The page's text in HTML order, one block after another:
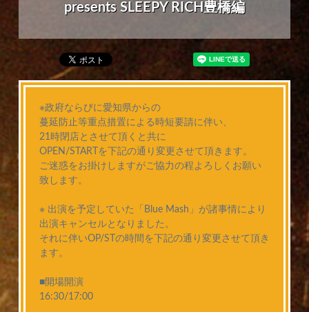
presents SLEEPY RICH豊橋編
※政府ならびに愛知県からの
蔓延防止等重点措置による時短要請に伴い、
21時閉店とさせて頂くと共に
OPEN/STARTを下記の通り変更させて頂きます。
ご迷惑をお掛けしますがご協力の程よろしくお願い
致します。
※ 出演を予定していた「Blue Mash」が諸事情により
出演キャンセルとなりました。
それに伴いOP/STの時間を下記の通り変更させて頂き
ます。
■開場開演
16:30/17:00